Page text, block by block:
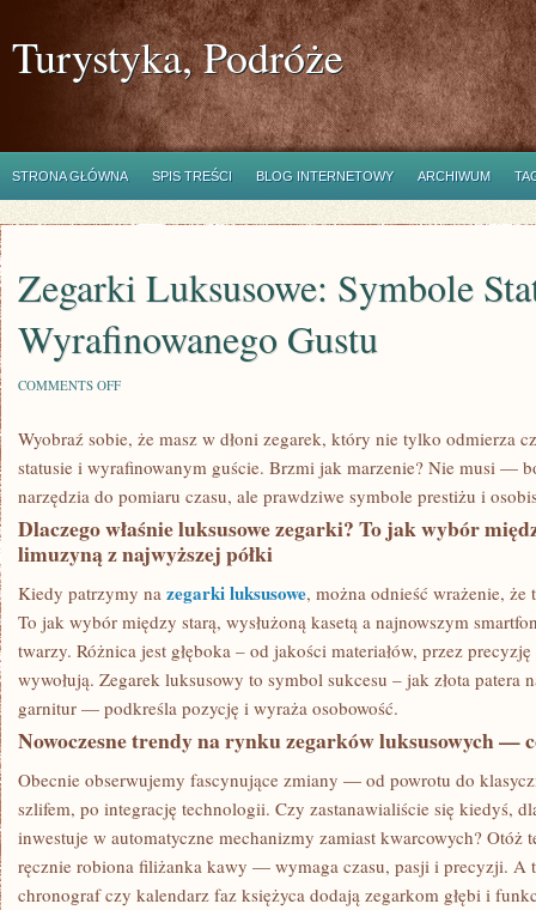
Turystyka, Podróże
STRONA GŁÓWNA SPIS TREŚCI BLOG INTERNETOWY ARCHIWUM
Zegarki Luksusowe: Symbole
Wyrafinowanego Gustu
COMMENTS OFFON
SYMBOLE
I
WYRAFINOWANEGO
GUSTU
Wyobraź sobie, że masz w dłoni zegarek, który nie tylko odmierza
statusie i wyrafinowanym guście. Brzmi jak marzenie? Nie musi —
narzędzia do pomiaru czasu, ale prawdziwe symbole prestiżu i
Dlaczego właśnie luksusowe zegarki? To jak wybór
limuzyną z najwyższej półki
Kiedy patrzymy na zegarki luksusowe, można odnieść wrażenie,
To jak wybór między starą, wysłużoną kasetą a najnowszym
twarzy. Różnica jest głęboka – od jakości materiałów, przez
wywołują. Zegarek luksusowy to symbol sukcesu – jak złota patera
garnitur — podkreśla pozycję i wyraża osobowość.
Nowoczesne trendy na rynku zegarków luksusowych —
Obecnie obserwujemy fascynujące zmiany — od powrotu do
szlifem, po integrację technologii. Czy zastanawialiście się kiedyś,
inwestuje w automatyczne mechanizmy zamiast kwarcowych? Otóż
ręcznie robiona filiżanka kawy — wymaga czasu, pasji i precyzji. A
chronograf czy kalendarz faz księżyca dodają zegarkom głębi i